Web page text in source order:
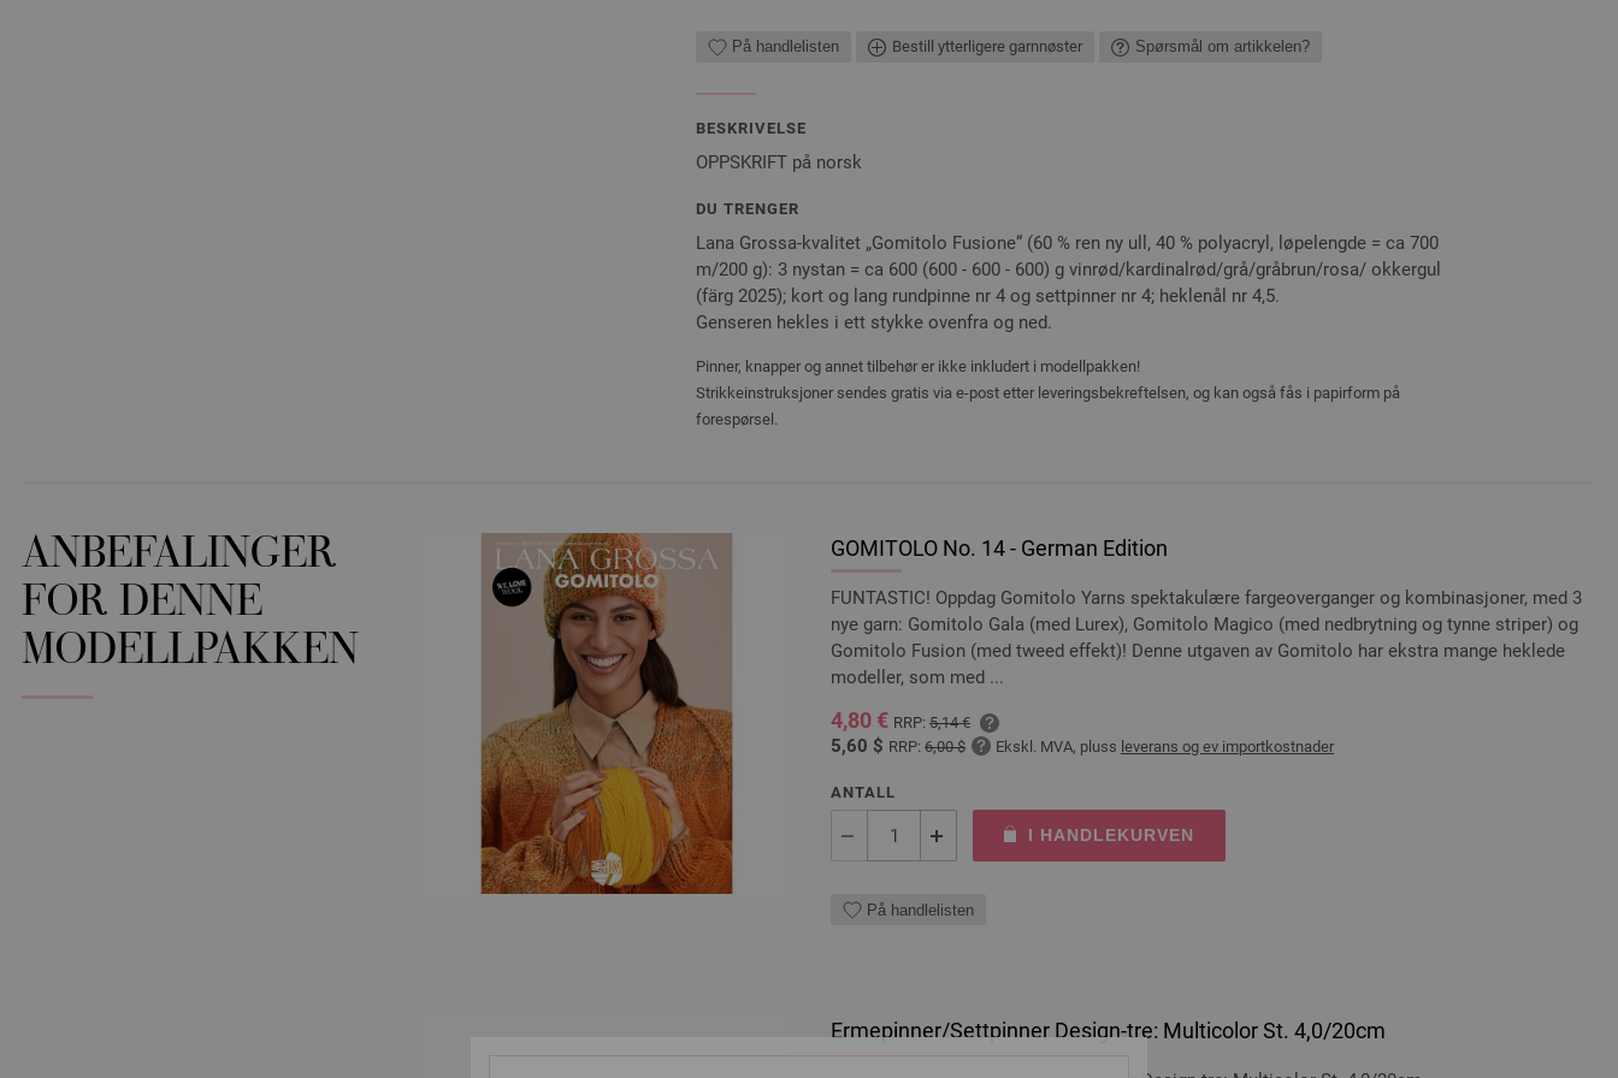
På handlelisten Bestill ytterligere garnnøster Spørsmål om artikkelen?
BESKRIVELSE
OPPSKRIFT på norsk
DU TRENGER
Lana Grossa-kvalitet „Gomitolo Fusione“ (60 % ren ny ull, 40 % polyacryl, løpelengde = ca 700
m/200 g): 3 nystan = ca 600 (600 - 600 - 600) g vinrød/kardinalrød/grå/gråbrun/rosa/ okkergul
(färg 2025); kort og lang rundpinne nr 4 og settpinner nr 4; heklenål nr 4,5.
Genseren hekles i ett stykke ovenfra og ned.
Pinner, knapper og annet tilbehør er ikke inkludert i modellpakken!
Strikkeinstruksjoner sendes gratis via e-post etter leveringsbekreftelsen, og kan også fås i papirform på
forespørsel.
ANBEFALINGER
FOR DENNE
MODELLPAKKEN
GOMITOLO No. 14 - German Edition
FUNTASTIC! Oppdag Gomitolo Yarns spektakulære fargeoverganger og kombinasjoner, med 3
nye garn: Gomitolo Gala (med Lurex), Gomitolo Magico (med nedbrytning og tynne striper) og
Gomitolo Fusion (med tweed effekt)! Denne utgaven av Gomitolo har ekstra mange heklede
modeller, som med ...
4,80 € RRP: 5,14 €
5,60 $ RRP: 6,00 $ Ekskl. MVA, pluss leverans og ev importkostnader
ANTALL
I HANDLEKURVEN
På handlelisten
Ermepinner/Settpinner Design-tre: Multicolor St. 4,0/20cm